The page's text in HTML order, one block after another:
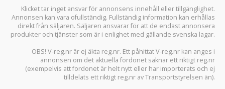
Klicket tar inget ansvar för annonsens innehåll eller tillgänglighet.
Annonsen kan vara ofullständig. Fullständig information kan erhållas
direkt från säljaren. Säljaren ansvarar för att de endast annonsera
produkter och tjänster som är i enlighet med gällande svenska lagar.
OBS! V-reg.nr är ej äkta reg.nr. Ett påhittat V-reg.nr kan anges i
annonsen om det aktuella fordonet saknar ett riktigt reg.nr
(exempelvis att fordonet är helt nytt eller har importerats och ej
tilldelats ett riktigt reg.nr av Transportstyrelsen än).